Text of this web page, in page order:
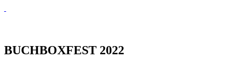
BUCHBOXFEST 2022